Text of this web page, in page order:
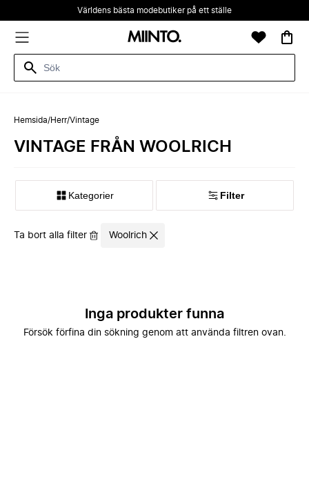
Världens bästa modebutiker på ett ställe
Hemsida/Herr/Vintage
VINTAGE FRÅN WOOLRICH
Kategorier Filter
Ta bort alla filter Woolrich
Inga produkter funna
Försök förfina din sökning genom att använda filtren ovan.